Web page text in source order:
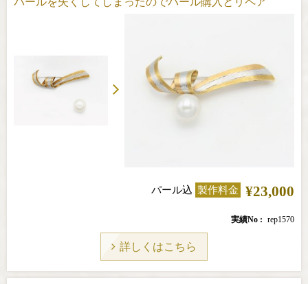
パール込 製作料金 ¥23,000
実績No rep1570
詳しくはこちら